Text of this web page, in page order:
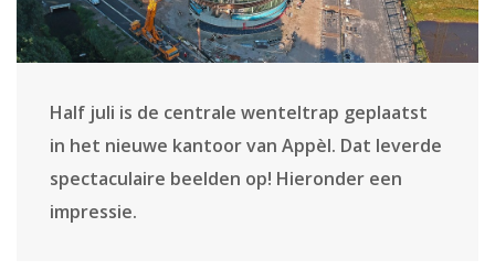
Half juli is de centrale wenteltrap geplaatst
in het nieuwe kantoor van Appèl. Dat leverde
spectaculaire beelden op! Hieronder een
impressie.